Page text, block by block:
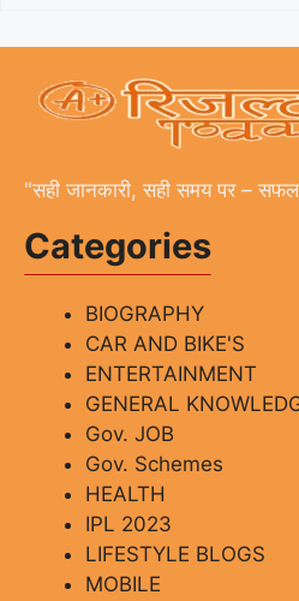
"सही जानकारी, सही समय पर –
Categories
BIOGRAPHY
CAR AND BIKE'S
ENTERTAINMENT
GENERAL
Gov. JOB
Gov. Schemes
HEALTH
IPL 2023
LIFESTYLE BLOGS
MOBILE